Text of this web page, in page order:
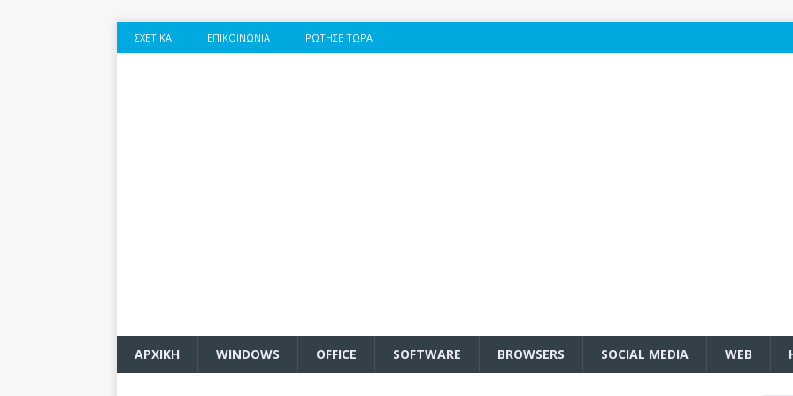
ΣΧΕΤΙΚΆ ΕΠΙΚΟΙΝΩΝΊΑ ΡΏΤΗΣΕ ΤΏΡΑ
ΑΡΧΙΚΗ WINDOWS OFFICE SOFTWARE BROWSERS SOCIAL MEDIA WEB